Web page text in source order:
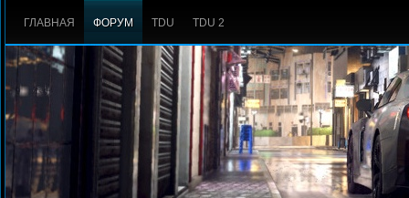
ГЛАВНАЯ ФОРУМ TDU TDU 2